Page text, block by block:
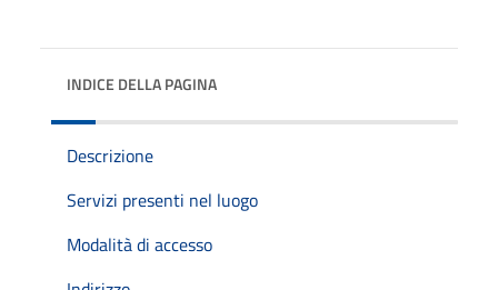
INDICE DELLA PAGINA
Descrizione
Servizi presenti nel luogo
Modalità di accesso